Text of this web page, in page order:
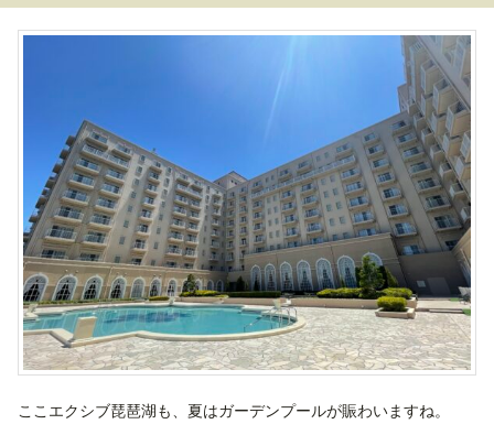
ここエクシブ琵琶湖も、夏はガーデンプールが賑わいますね。